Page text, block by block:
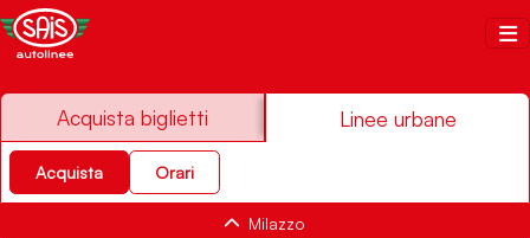
Salta al contenuto
Sais Autolinee
Acquista biglietti Linee urbane
Acquista Orari
Milazzo